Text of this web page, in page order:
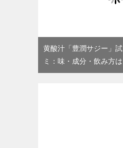
黄酸汁「豊潤サジー」
ミ：味・成分・飲み方は